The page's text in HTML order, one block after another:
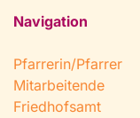
Navigation
Pfarrerin/Pfarrer
Mitarbeitende
Friedhofsamt